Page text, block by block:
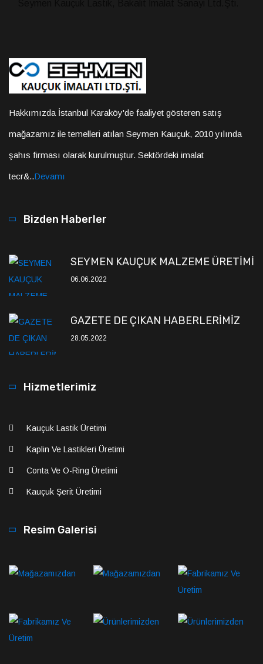
Hakkımızda İstanbul Karaköy'de faaliyet gösteren satış
mağazamız ile temelleri atılan Seymen Kauçuk, 2010 yılında
şahıs firması olarak kurulmuştur. Sektördeki imalat
tecr&..Devamı
Bizden Haberler
SEYMEN KAUÇUK MALZEME ÜRETİMİ
06.06.2022
GAZETE DE ÇIKAN HABERLERİMİZ
28.05.2022
Hizmetlerimiz
Kauçuk Lastik Üretimi
Kaplin Ve Lastikleri Üretimi
Conta Ve O-Ring Üretimi
Kauçuk Şerit Üretimi
Resim Galerisi